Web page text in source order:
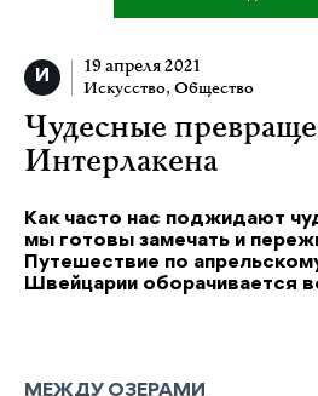
19 апреля 2021
Искусство, Общество
Чудесные
Интерлакена
Как часто нас поджидают
мы готовы замечать и
Путешествие по
Швейцарии оборачивается
МЕЖДУ ОЗЕРАМИ